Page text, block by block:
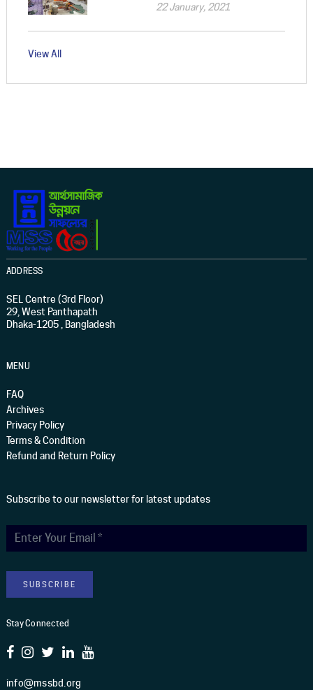
22 January, 2021
View All
ADDRESS
SEL Centre (3rd Floor)
29, West Panthapath
Dhaka-1205 , Bangladesh
MENU
FAQ
Archives
Privacy Policy
Terms & Condition
Refund and Return Policy
Subscribe to our newsletter for latest updates
Stay Connected
info@mssbd.org